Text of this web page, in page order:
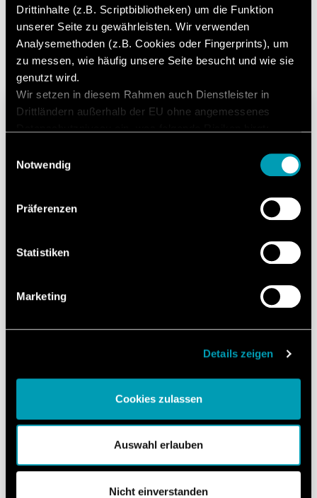
Drittinhalte (z.B. Scriptbibliotheken) um die Funktion
unserer Seite zu gewährleisten. Wir verwenden
Analysemethoden (z.B. Cookies oder Fingerprints), um
zu messen, wie häufig unsere Seite besucht und wie sie
genutzt wird.
Wir setzen in diesem Rahmen auch Dienstleister in
Drittländern außerhalb der EU ohne angemessenes
Betroffenenrechte, keine Rechtsmittel, Kontrollverlust.
Einwilligung mit Wirkung für die Zukunft widerrufen. Mehr
Datenschutzerklärung.
Notwendig
Präferenzen
Statistiken
Marketing
Details zeigen
Cookies zulassen
Auswahl erlauben
Nicht einverstanden
Todas as versões Versões de contenção
FE35
Estações de estamparia
Saída do tablet